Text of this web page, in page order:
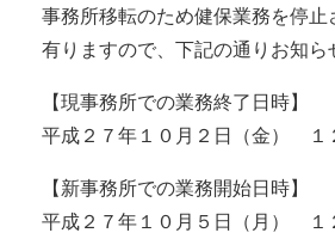
事務所移転のため健保業務を停
有りますので、下記の通りお知ら
【現事務所での業務終了日時】
平成２７年１０月２日（金） １
【新事務所での業務開始日時】
平成２７年１０月５日（月） １